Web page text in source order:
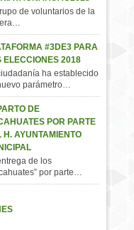
de voluntarios de la
#3DE3 PARA
ELECCIONES 2018
ha establecido
parámetro…
DE
POR PARTE
H. AYUNTAMIENTO
de los
por parte…